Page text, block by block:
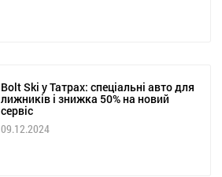
Bolt Ski у Татрах: спеціальні авто для
лижників і знижка 50% на новий
сервіс
09.12.2024